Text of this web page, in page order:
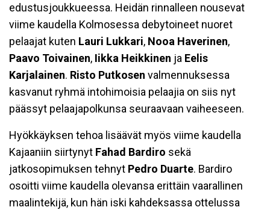
edustusjoukkueessa. Heidän rinnalleen nousevat
viime kaudella Kolmosessa debytoineet nuoret
pelaajat kuten Lauri Lukkari, Nooa Haverinen,
Paavo Toivainen, Iikka Heikkinen ja Eelis
Karjalainen. Risto Putkosen valmennuksessa
kasvanut ryhmä intohimoisia pelaajia on siis nyt
päässyt pelaajapolkunsa seuraavaan vaiheeseen.
Hyökkäyksen tehoa lisäävät myös viime kaudella
Kajaaniin siirtynyt Fahad Bardiro sekä
jatkosopimuksen tehnyt Pedro Duarte. Bardiro
osoitti viime kaudella olevansa erittäin vaarallinen
maalintekijä, kun hän iski kahdeksassa ottelussa